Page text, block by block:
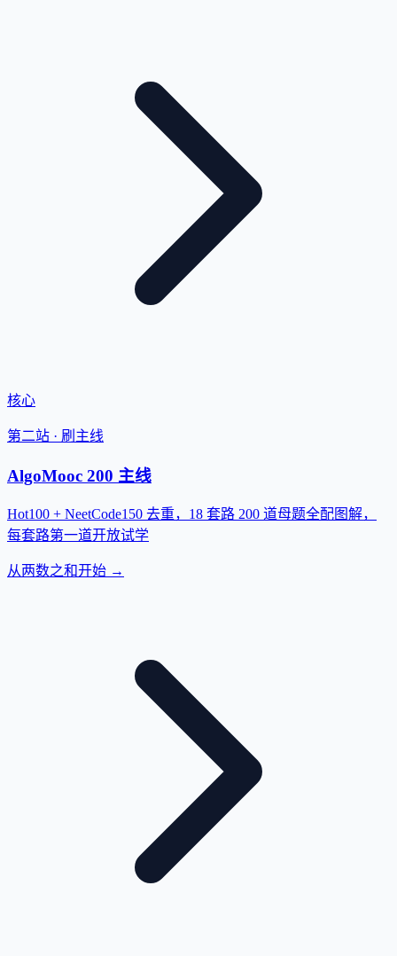
核心
第二站 · 刷主线
AlgoMooc 200 主线
Hot100 + NeetCode150 去重，18 套路 200 道母题全配图解，
每套路第一道开放试学
从两数之和开始 →